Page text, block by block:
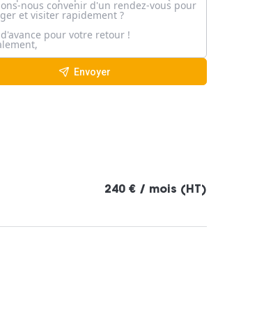
Envoyer
240 € / mois (HT)